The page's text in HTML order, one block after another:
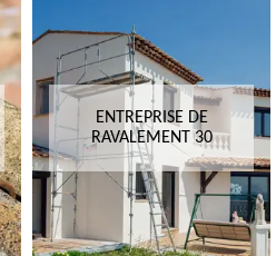
ENTREPRISE DE
RAVALEMENT 30